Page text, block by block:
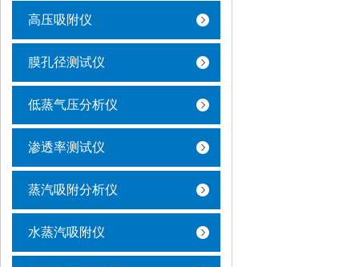
高压吸附仪
膜孔径测试仪
低蒸气压分析仪
渗透率测试仪
蒸汽吸附分析仪
水蒸汽吸附仪